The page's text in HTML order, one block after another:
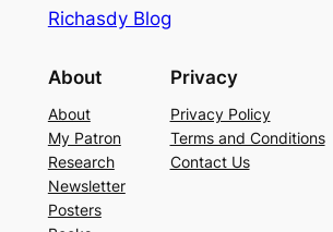
Richasdy Blog
About
About
My Patron
Research
Newsletter
Posters
Privacy
Privacy Policy
Terms and Conditions
Contact Us